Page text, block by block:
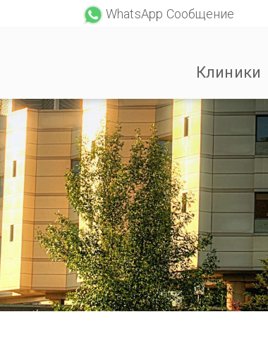
WhatsApp Сообщение
Клиники